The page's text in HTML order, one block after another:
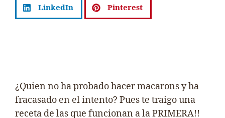
LinkedIn Pinterest
¿Quien no ha probado hacer macarons y ha
fracasado en el intento? Pues te traigo una
receta de las que funcionan a la PRIMERA!!